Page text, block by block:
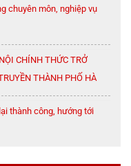
chuyên môn, nghiệp vụ
CHÍNH THỨC TRỞ
THÀNH PHỐ HÀ
thành công, hướng tới